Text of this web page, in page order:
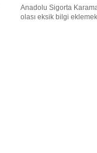
Anadolu Sigorta
olası eksik bilgi